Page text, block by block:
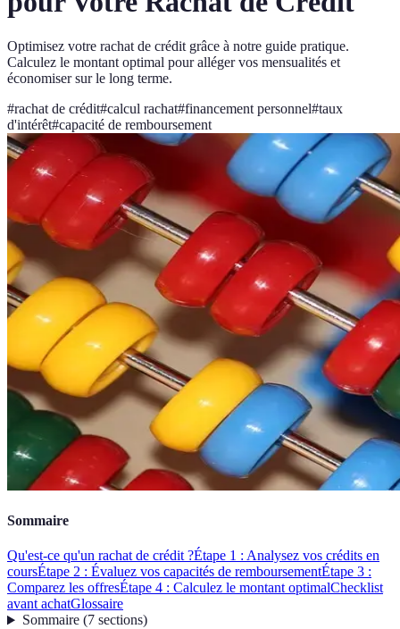
Optimisez votre rachat de crédit grâce à notre guide pratique.
Calculez le montant optimal pour alléger vos mensualités et
économiser sur le long terme.
#rachat de crédit#calcul rachat#financement personnel#taux
d'intérêt#capacité de remboursement
Sommaire
Qu'est-ce qu'un rachat de crédit ?Étape 1 : Analysez vos crédits en
coursÉtape 2 : Évaluez vos capacités de remboursementÉtape 3 :
Comparez les offresÉtape 4 : Calculez le montant optimalChecklist
avant achatGlossaire
Sommaire(7 sections)